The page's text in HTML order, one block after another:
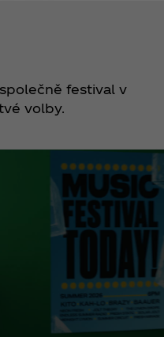
festival v
volby.